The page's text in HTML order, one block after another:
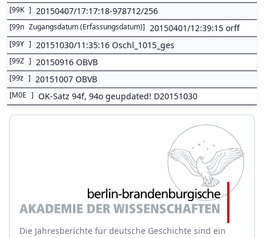
[99K ] 20150407/17:17:18-978712/256
[99n Zugangsdatum (Erfassungsdatum)] 20150401/12:39:15 orff
[99Y ] 20151030/11:35:16 Oschl_1015_ges
[99Z ] 20150916 OBVB
[99z ] 20151007 OBVB
[M0E ] OK-Satz 94f, 94o geupdated! D20151030
Die Jahresberichte für deutsche Geschichte sind ein